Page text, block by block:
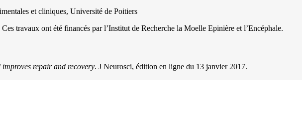
et cliniques, Université de Poitiers
travaux ont été financés par l’Institut de Recherche la Moelle Epinière et l’Encéphale.
repair and recovery. J Neurosci, édition en ligne du 13 janvier 2017.